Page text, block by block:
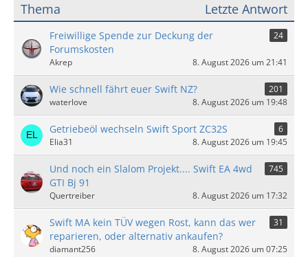
Thema Letzte Antwort
Freiwillige Spende zur Deckung der
Forumskosten
24
Akrep 8. August 2026 um 21:41
Wie schnell fährt euer Swift NZ?
201
waterlove
8. August 2026 um 19:48
Getriebeöl wechseln Swift Sport ZC32S
6
Elia31
8. August 2026 um 19:45
Und noch ein Slalom Projekt.... Swift EA 4wd
GTI Bj 91
745
Quertreiber 8. August 2026 um 17:32
Swift MA kein TÜV wegen Rost, kann das wer
reparieren, oder alternativ ankaufen?
31
diamant256 8. August 2026 um 07:25